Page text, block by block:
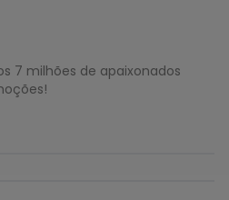
7 milhões de apaixonados